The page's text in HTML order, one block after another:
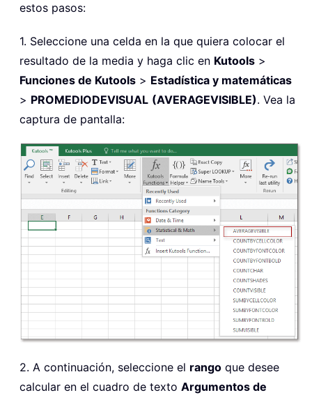
estos pasos:
1. Seleccione una celda en la que quiera colocar el
resultado de la media y haga clic en Kutools >
Funciones de Kutools > Estadística y matemáticas
> PROMEDIODEVISUAL (AVERAGEVISIBLE). Vea la
captura de pantalla:
2. A continuación, seleccione el rango que desee
calcular en el cuadro de texto Argumentos de